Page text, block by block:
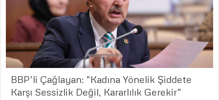
BBP’li Çağlayan: “Kadına Yönelik Şiddete
Karşı Sessizlik Değil, Kararlılık Gerekir”